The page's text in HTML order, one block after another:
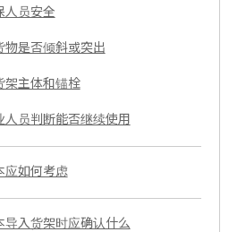
人员安全
物是否倾斜或突出
架主体和锚栓
员判断能否继续使用
应如何考虑
导入货架时应确认什么